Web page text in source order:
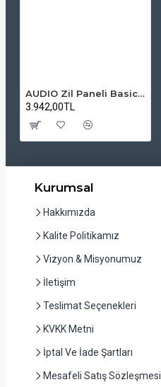
AUDIO Zil Paneli Basic Hpli Çift Buton 14'lü Sesli Apartman Diafon Kapı Paneli
3.942,00TL
Kurumsal
Hakkımızda
Kalite Politikamız
Vizyon & Misyonumuz
İletişim
Teslimat Seçenekleri
KVKK Metni
İptal Ve İade Şartları
Mesafeli Satış Sözleşmesi